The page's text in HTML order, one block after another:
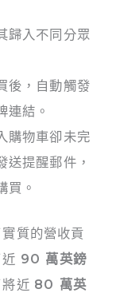
歸入不同分眾
後，自動觸發
連結。
購物車卻未完
送提醒郵件，
買。
質的營收貢
90 萬英鎊
近 80 萬英